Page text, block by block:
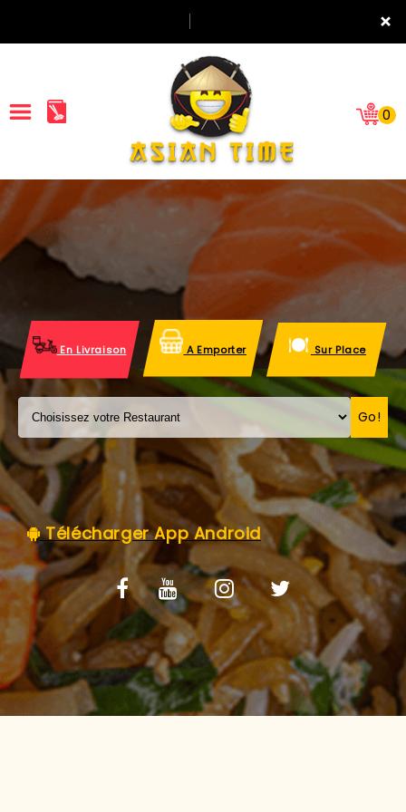
×
ACCUEIL
LA CARTE
VOS AVIS
MENTIONS LÉGALES
C.G.V
0
En Livraison A Emporter Sur Place
Go!
Télécharger App Android